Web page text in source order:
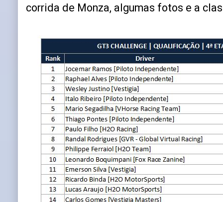
corrida de Monza, algumas fotos e a